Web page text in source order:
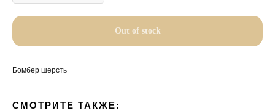
Out of stock
Бомбер шерсть
СМОТРИТЕ ТАКЖЕ: